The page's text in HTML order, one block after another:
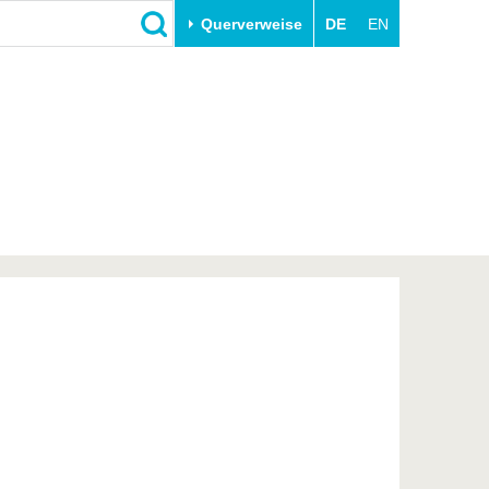
Querverweise DE EN
Gründen an der BTU